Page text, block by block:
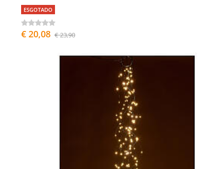
ESGOTADO
€ 20,08 € 23,90